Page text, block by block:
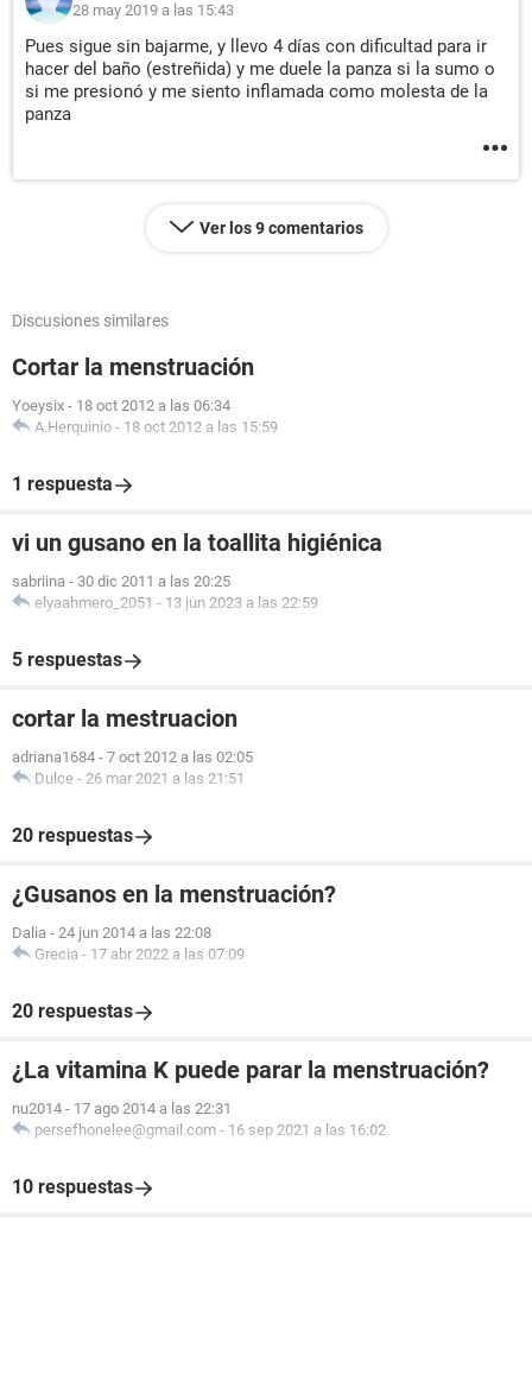
28 may 2019 a las 15:43
Pues sigue sin bajarme, y llevo 4 días con dificultad para ir
hacer del baño (estreñida) y me duele la panza si la sumo o
si me presionó y me siento inflamada como molesta de la
panza
Ver los 9 comentarios
Discusiones similares
Cortar la menstruación
Yoeysix - 18 oct 2012 a las 06:34
A.Herquinio - 18 oct 2012 a las 15:59
1 respuesta
vi un gusano en la toallita higiénica
sabriina - 30 dic 2011 a las 20:25
elyaahmero_2051 - 13 jun 2023 a las 22:59
5 respuestas
cortar la mestruacion
adriana1684 - 7 oct 2012 a las 02:05
Dulce - 26 mar 2021 a las 21:51
20 respuestas
¿Gusanos en la menstruación?
Dalia - 24 jun 2014 a las 22:08
Grecia - 17 abr 2022 a las 07:09
20 respuestas
¿La vitamina K puede parar la menstruación?
nu2014 - 17 ago 2014 a las 22:31
persefhonelee@gmail.com - 16 sep 2021 a las 16:02
10 respuestas